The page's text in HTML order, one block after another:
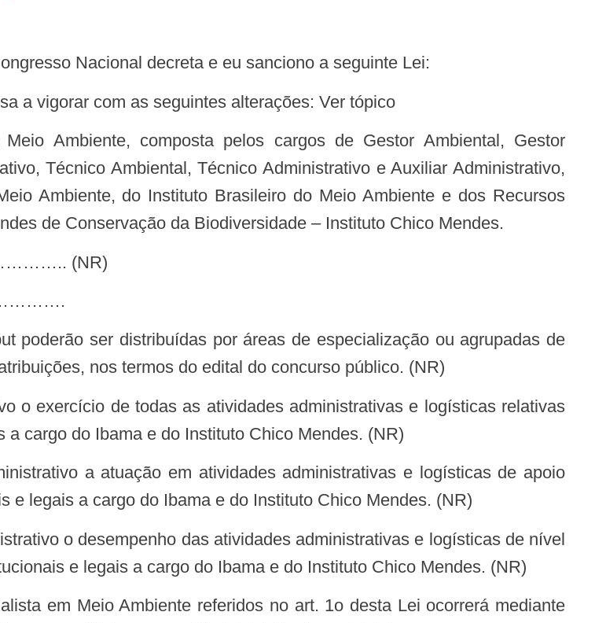
Nacional decreta e eu sanciono a seguinte Lei:
a vigorar com as seguintes alterações: Ver tópico
Técnico Ambiental, Técnico Administrativo e Auxiliar Administrativo,
Ambiente, do Instituto Brasileiro do Meio Ambiente e dos Recursos
de Conservação da Biodiversidade – Instituto Chico Mendes.
……………………………………………………………………….. (NR)
poderão ser distribuídas por áreas de especialização ou agrupadas de
nos termos do edital do concurso público. (NR)
cargo do Ibama e do Instituto Chico Mendes. (NR)
legais a cargo do Ibama e do Instituto Chico Mendes. (NR)
e legais a cargo do Ibama e do Instituto Chico Mendes. (NR)